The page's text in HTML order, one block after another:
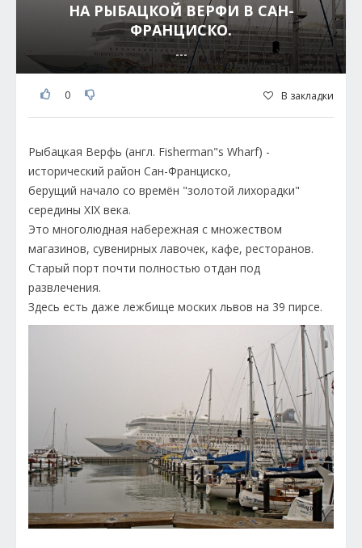
НА РЫБАЦКОЙ ВЕРФИ В САН-
ФРАНЦИСКО.
---
0 В закладки
Рыбацкая Верфь (англ. Fisherman"s Wharf) -
исторический район Сан-Франциско,
берущий начало со времён "золотой лихорадки"
середины XIX века.
Это многолюдная набережная с множеством
магазинов, сувенирных лавочек, кафе, ресторанов.
Старый порт почти полностью отдан под
развлечения.
Здесь есть даже лежбище моских львов на 39 пирсе.